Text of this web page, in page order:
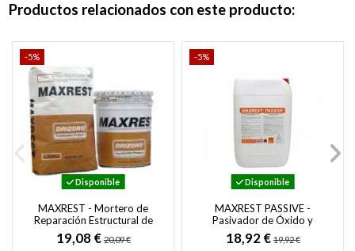
Productos relacionados con este producto:
-5%
Disponible
MAXREST - Mortero de
Reparación Estructural de
Fraguado Rápido y Sin
Retracción
19,08 € 20,09 €
-5%
Disponible
MAXREST PASSIVE -
Pasivador de Óxido y
Protección Anticorrosiva
para Armaduras de...
18,92 € 19,92 €